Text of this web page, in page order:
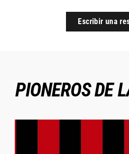
Escribir una
PIONEROS DE